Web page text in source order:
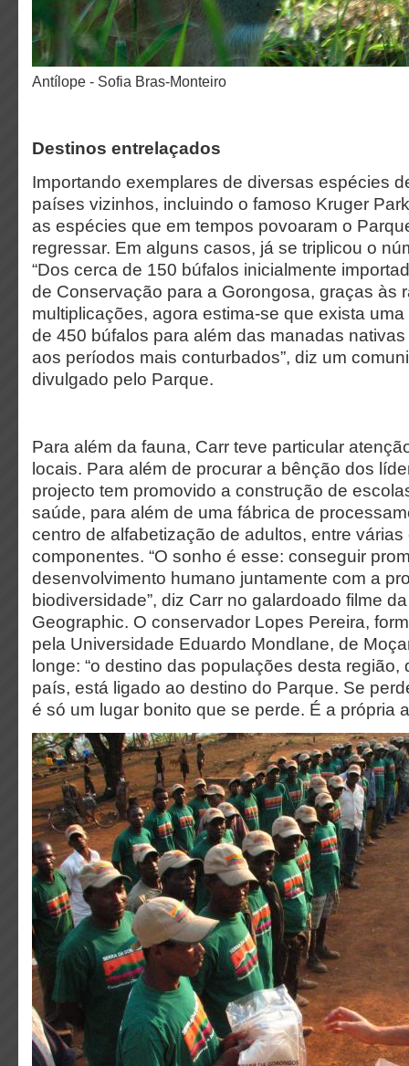
Antílope - Sofia Bras-Monteiro
Destinos entrelaçados
Importando exemplares de diversas espécies
países vizinhos, incluindo o famoso Kruger
as espécies que em tempos povoaram o
regressar. Em alguns casos, já se triplicou o
“Dos cerca de 150 búfalos inicialmente
de Conservação para a Gorongosa, graças às
multiplicações, agora estima-se que exista
de 450 búfalos para além das manadas
aos períodos mais conturbados”, diz um
divulgado pelo Parque.
Para além da fauna, Carr teve particular
locais. Para além de procurar a bênção dos
projecto tem promovido a construção de
saúde, para além de uma fábrica de
centro de alfabetização de adultos, entre várias
componentes. “O sonho é esse: conseguir
desenvolvimento humano juntamente com a
biodiversidade”, diz Carr no galardoado filme
Geographic. O conservador Lopes Pereira,
pela Universidade Eduardo Mondlane, de
longe: “o destino das populações desta região,
país, está ligado ao destino do Parque. Se
é só um lugar bonito que se perde. É a própria